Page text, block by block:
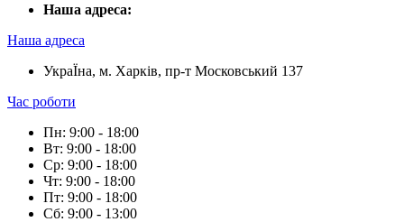
Наша адреса:
Наша адреса
УкраЇна, м. Харків, пр-т Московський 137
Час роботи
Пн: 9:00 - 18:00
Вт: 9:00 - 18:00
Ср: 9:00 - 18:00
Чт: 9:00 - 18:00
Пт: 9:00 - 18:00
Сб: 9:00 - 13:00